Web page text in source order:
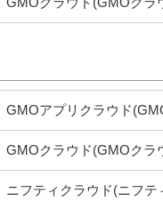
GMOアプリクラウド
GMOクラウド(GMOクラ
ニフティクラウド(ニフテ